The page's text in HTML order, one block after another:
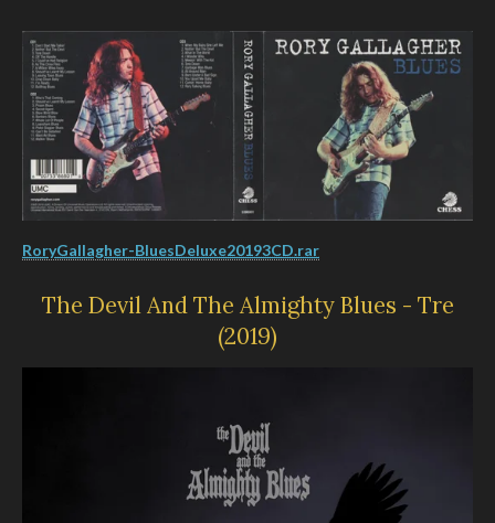
RoryGallagher-BluesDeluxe20193CD.rar
The Devil And The Almighty Blues - Tre
(2019)